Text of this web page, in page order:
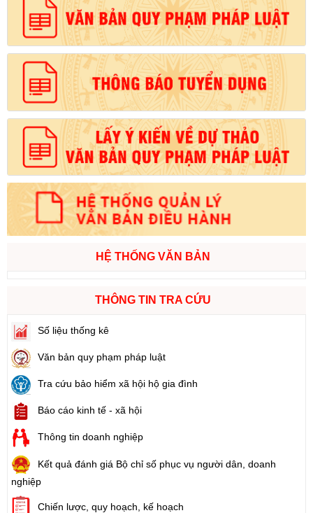
HỆ THỐNG VĂN BẢN
THÔNG TIN TRA CỨU
Số liệu thống kê
Văn bản quy phạm pháp luật
Tra cứu bảo hiểm xã hội hộ gia đình
Báo cáo kinh tế - xã hội
Thông tin doanh nghiệp
Kết quả đánh giá Bộ chỉ số phục vụ người dân, doanh
nghiệp
Chiến lược, quy hoạch, kế hoạch